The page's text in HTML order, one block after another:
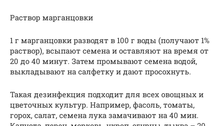
Раствор марганцовки
1 г марганцовки разводят в 100 г воды (получают 1%
раствор), всыпают семена и оставляют на время от
20 до 40 минут. Затем промывают семена водой,
выкладывают на салфетку и дают просохнуть.
Такая дезинфекция подходит для всех овощных и
цветочных культур. Например, фасоль, томаты,
горох, салат, семена лука замачивают на 40 мин.